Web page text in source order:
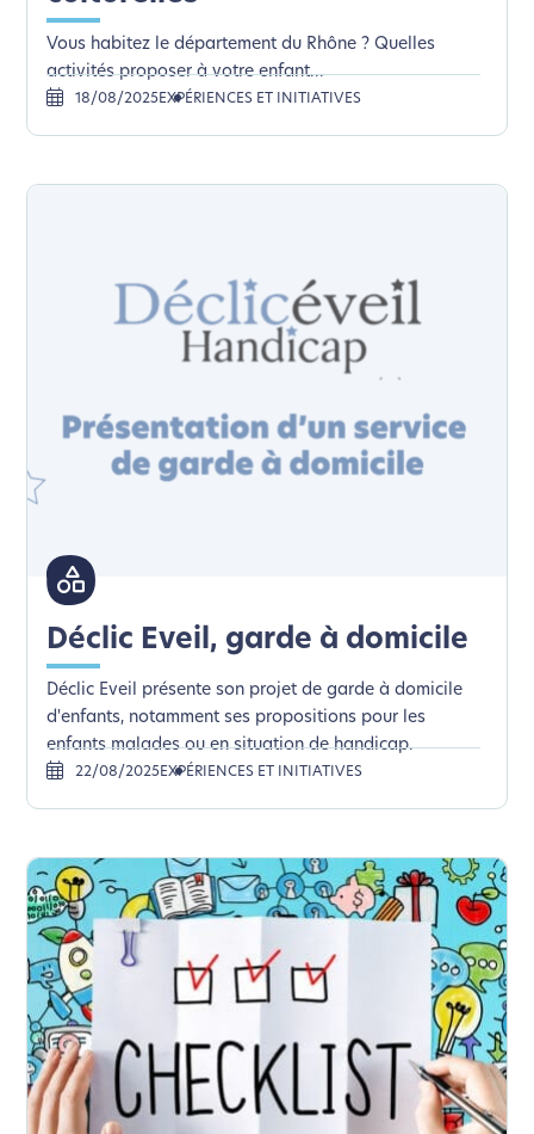
Vous habitez le département du Rhône ? Quelles
activités proposer à votre enfant...
18/08/2025 EXPÉRIENCES ET INITIATIVES
Déclic Eveil, garde à domicile
Déclic Eveil présente son projet de garde à domicile
d'enfants, notamment ses propositions pour les
enfants malades ou en situation de handicap.
22/08/2025 EXPÉRIENCES ET INITIATIVES